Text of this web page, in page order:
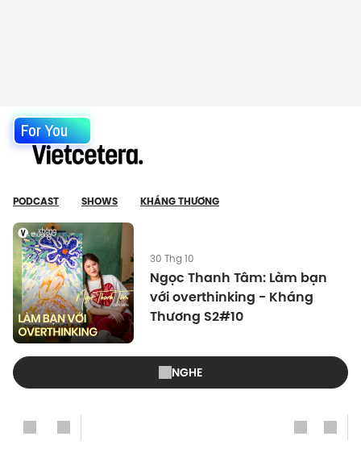
For You
PODCAST SHOWS KHÁNG THƯƠNG
30 Thg 10
Ngọc Thanh Tâm: Làm bạn
với overthinking - Kháng
Thương S2#10
NGHE